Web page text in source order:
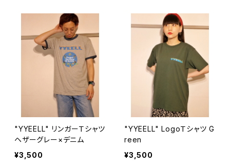
"YYEELL" リンガーＴシャツ
ヘザーグレー×デニム
¥3,500
"YYEELL" LogoＴシャツ G
reen
¥3,500